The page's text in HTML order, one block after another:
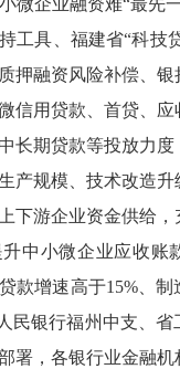
微企业融资难“最先
工具、福建省“科技
押融资风险补偿、
信用贷款、首贷、
长期贷款等投放力
产规模、技术改造
下游企业资金供给，
中小微企业应收账
款增速高于15%、制
民银行福州中支、省
署，各银行业金融机